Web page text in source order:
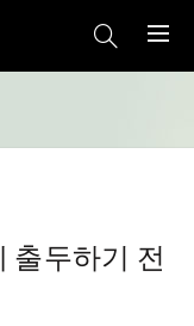
출두하기 전